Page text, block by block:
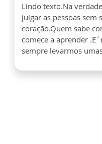
Lindo texto.Na
julgar as pessoas sem
coração.Quem sabe
comece a aprender
sempre levarmos